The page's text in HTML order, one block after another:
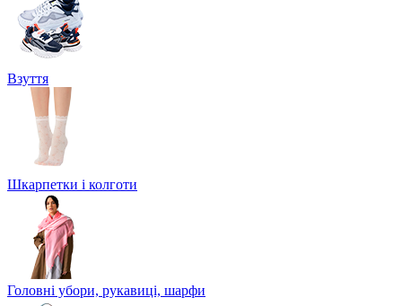
Взуття
Шкарпетки і колготи
Головні убори, рукавиці, шарфи